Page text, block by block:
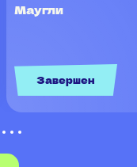
Маугли
Завершен